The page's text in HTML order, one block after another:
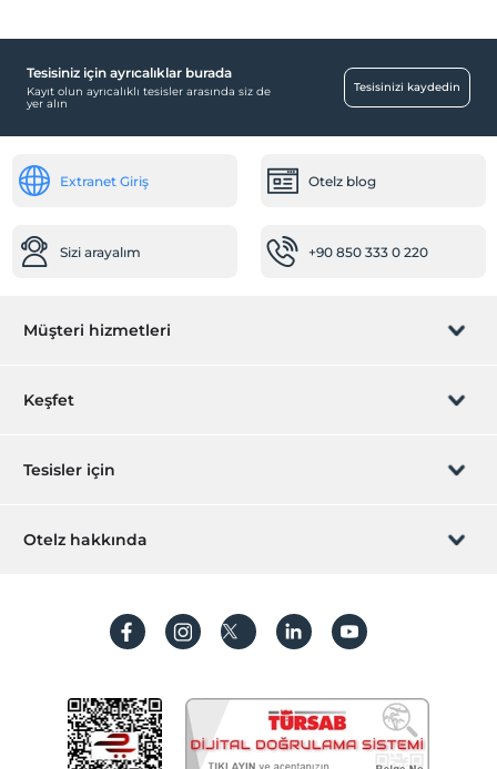
Tesisiniz için ayrıcalıklar burada
Kayıt olun ayrıcalıklı tesisler arasında siz de
yer alın
Tesisinizi kaydedin
Extranet Giriş Otelz blog
Sizi arayalım +90 850 333 0 220
Müşteri hizmetleri
Rezervasyon yönet
Sıkça sorulan sorular
İşlem rehberi
Keşfet
Hediye Kart
Hesap oluştur
Tesisler için
Hemen tesisinizi ekleyin
Otelz hakkında
Koşullar ve şartlar